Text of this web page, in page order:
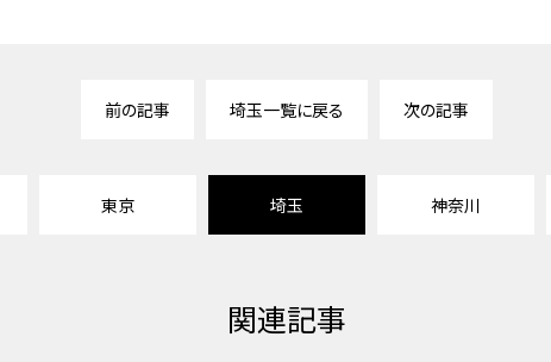
前の記事 埼玉一覧に戻る 次の記事
東京 埼玉 神奈川
関連記事